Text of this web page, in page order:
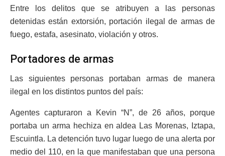
Entre los delitos que se atribuyen a las personas
detenidas están extorsión, portación ilegal de armas de
fuego, estafa, asesinato, violación y otros.
Portadores de armas
Las siguientes personas portaban armas de manera
ilegal en los distintos puntos del país:
Agentes capturaron a Kevin “N”, de 26 años, porque
portaba un arma hechiza en aldea Las Morenas, Iztapa,
Escuintla. La detención tuvo lugar luego de una alerta por
medio del 110, en la que manifestaban que una persona